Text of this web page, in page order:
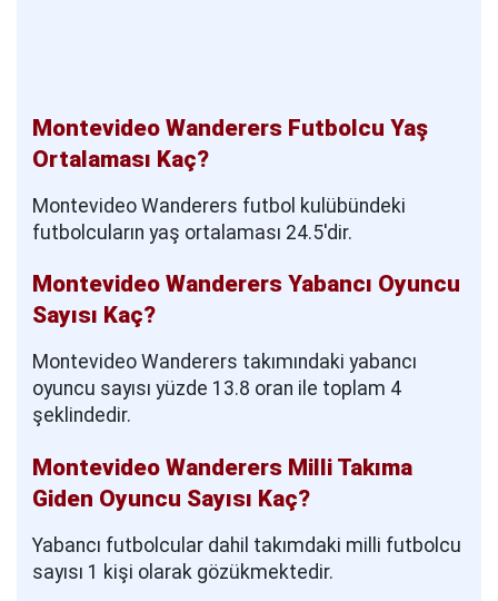
Montevideo Wanderers Futbolcu Yaş
Ortalaması Kaç?
Montevideo Wanderers futbol kulübündeki
futbolcuların yaş ortalaması 24.5'dir.
Montevideo Wanderers Yabancı Oyuncu
Sayısı Kaç?
Montevideo Wanderers takımındaki yabancı
oyuncu sayısı yüzde 13.8 oran ile toplam 4
şeklindedir.
Montevideo Wanderers Milli Takıma
Giden Oyuncu Sayısı Kaç?
Yabancı futbolcular dahil takımdaki milli futbolcu
sayısı 1 kişi olarak gözükmektedir.